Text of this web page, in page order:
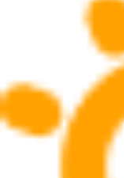
OmniBook X là
nhiều hơn đến trải
dễ mang theo và có
có cảm ứng và bút
thường xuyên ghi